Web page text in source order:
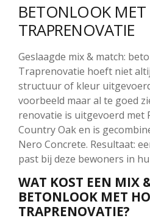
BETONLOOK
TRAPRENOVATIE
Geslaagde mix & match:
Traprenovatie hoeft niet
structuur of kleur
voorbeeld maar al te goed
renovatie is uitgevoerd met
Country Oak en is
Nero Concrete. Resultaat:
past bij deze bewoners in
WAT KOST EEN MIX
BETONLOOK MET
TRAPRENOVATIE?